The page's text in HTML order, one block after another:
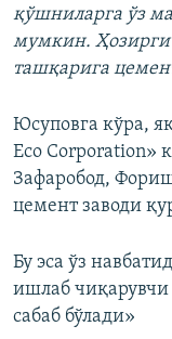
қўшниларга ўз
мумкин. Ҳозирги
ташқарига
Юсуповга кўра,
Eco Corporation»
Зафаробод,
цемент заводи
Бу эса ўз
ишлаб
сабаб бўлади»